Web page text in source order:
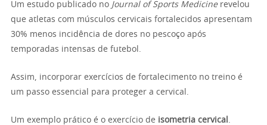
Um estudo publicado no Journal of Sports Medicinerevelou
que atletas com músculos cervicais fortalecidos apresentam
30% menos incidência de dores no pescoço após
temporadas intensas de futebol.
Assim, incorporar exercícios de fortalecimento no treino é
um passo essencial para proteger a cervical.
Um exemplo prático é o exercício de isometria cervical .